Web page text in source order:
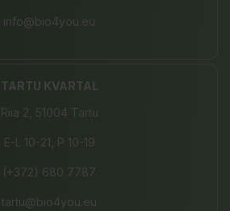
info@bio4you.eu
TARTU KVARTAL
Riia 2, 51004 Tartu
E-L 10-21, P 10-19
(+372) 680 7787
tartu@bio4you.eu